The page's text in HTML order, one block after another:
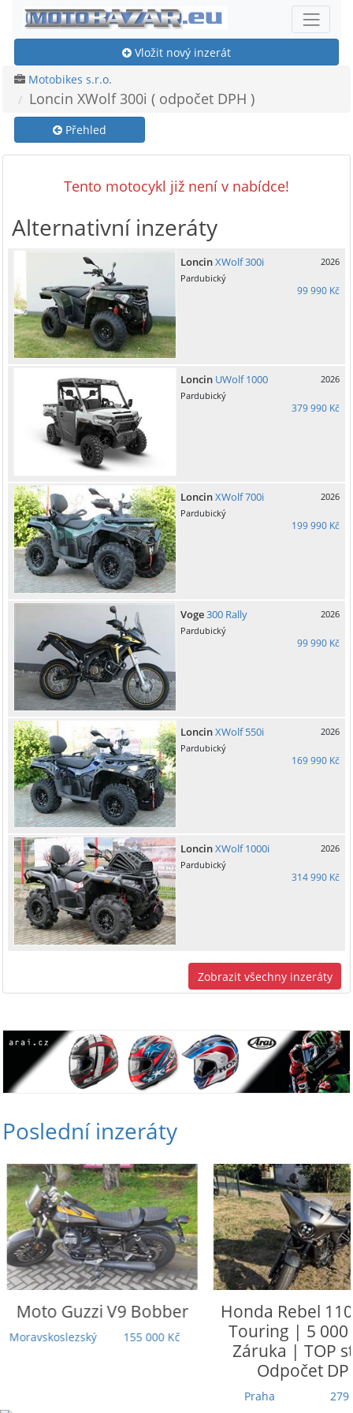
Vložit nový inzerát
Motobikes s.r.o.
Loncin XWolf 300i ( odpočet DPH )
Přehled
Tento motocykl již není v nabídce!
Alternativní inzeráty
LoncinXWolf 300i
2026
Pardubický
99 990 Kč
Loncin UWolf 1000
2026
Pardubický
379 990 Kč
LoncinXWolf 700i
2026
Pardubický
199 990 Kč
Voge300 Rally
2026
Pardubický
99 990 Kč
LoncinXWolf 550i
2026
Pardubický
169 990 Kč
LoncinXWolf 1000i
2026
Pardubický
314 990 Kč
Zobrazit všechny inzeráty
Poslední inzeráty
Moto GuzziV9 Bobber
Moravskoslezský 155 000 Kč
Honda Rebel
Touring | 5
Záruka | TOP
Odpočet
Praha 279